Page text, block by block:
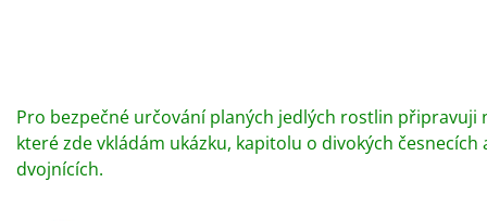
Pro bezpečné určování planých jedlých rostlin připravuji
které zde vkládám ukázku, kapitolu o divokých česnecích
dvojnících.